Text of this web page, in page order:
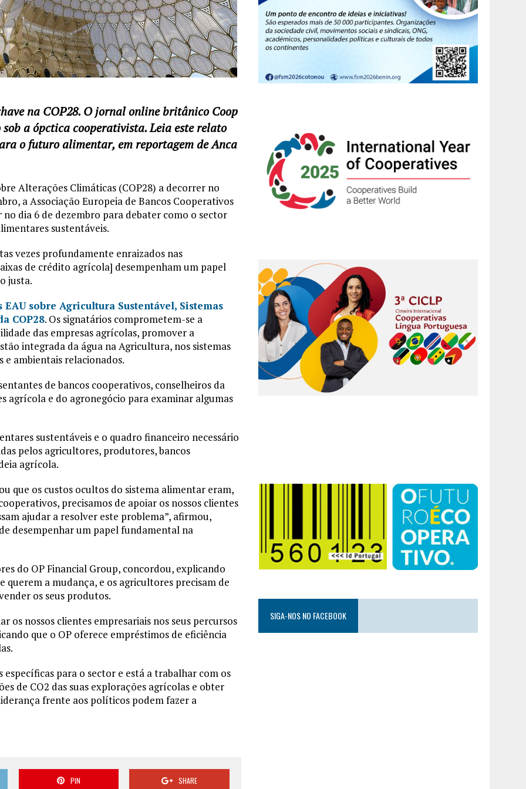
na COP28. O jornal online britânico Coop
a ópctica cooperativista. Leia este relato
o futuro alimentar, em reportagem de Anca
Alterações Climáticas (COP28) a decorrer no
a Associação Europeia de Bancos Cooperativos
no dia 6 de dezembro para debater como o sector
sustentáveis.
vezes profundamente enraizados nas
de crédito agrícola] desempenham um papel
justa.
EAU sobre Agricultura Sustentável, Sistemas
COP28. Os signatários comprometem-se a
das empresas agrícolas, promover a
integrada da água na Agricultura, nos sistemas
ambientais relacionados.
de bancos cooperativos, conselheiros da
agrícola e do agronegócio para examinar algumas
sustentáveis ​​e o quadro financeiro necessário
pelos agricultores, produtores, bancos
agrícola.
que os custos ocultos do sistema alimentar eram,
precisamos de apoiar os nossos clientes
ajudar a resolver este problema”, afirmou,
desempenhar um papel fundamental na
do OP Financial Group, concordou, explicando
querem a mudança, e os agricultores precisam de
os seus produtos.
os nossos clientes empresariais nos seus percursos
que o OP oferece empréstimos de eficiência
para o sector e está a trabalhar com os
de CO2 das suas explorações agrícolas e obter
frente aos políticos podem fazer a
PIN SHARE
SIGA-NOS NO FACEBOOK